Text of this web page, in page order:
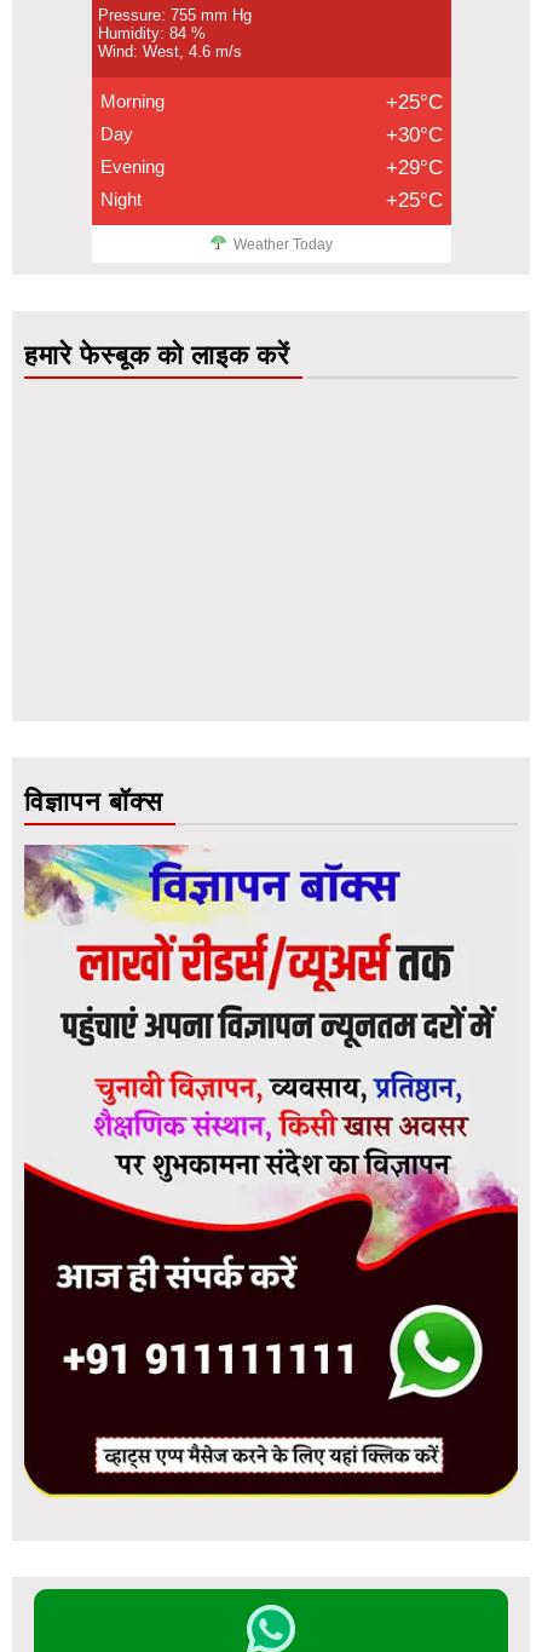
Pressure: 755 mm Hg
Humidity: 84 %
Wind: West, 4.6 m/s
Morning +25°C
Day +30°C
Evening +29°C
Night +25°C
Weather Today
हमारे फेस्बूक को लाइक करें
विज्ञापन बॉक्स